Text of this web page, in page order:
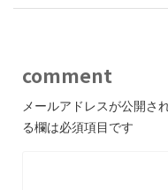
comment
メールアドレスが公開さ
る欄は必須項目です